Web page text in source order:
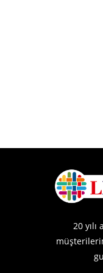
20